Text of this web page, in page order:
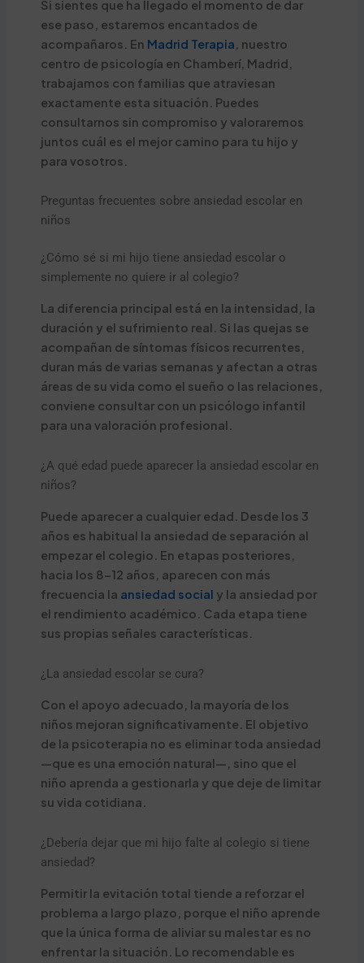
Si sientes que ha llegado el momento de dar
ese paso, estaremos encantados de
acompañaros. En Madrid Terapia , nuestro
centro de psicología en Chamberí, Madrid,
trabajamos con familias que atraviesan
exactamente esta situación. Puedes
consultarnos sin compromiso y valoraremos
juntos cuál es el mejor camino para tu hijo y
para vosotros.
Preguntas frecuentes sobre ansiedad escolar en
niños
¿Cómo sé si mi hijo tiene ansiedad escolar o
simplemente no quiere ir al colegio?
La diferencia principal está en la intensidad, la
duración y el sufrimiento real. Si las quejas se
acompañan de síntomas físicos recurrentes,
duran más de varias semanas y afectan a otras
áreas de su vida como el sueño o las relaciones,
conviene consultar con un psicólogo infantil
para una valoración profesional.
¿A qué edad puede aparecer la ansiedad escolar en
niños?
Puede aparecer a cualquier edad. Desde los 3
años es habitual la ansiedad de separación al
empezar el colegio. En etapas posteriores,
hacia los 8-12 años, aparecen con más
frecuencia la ansiedad social y la ansiedad por
el rendimiento académico. Cada etapa tiene
sus propias señales características.
¿La ansiedad escolar se cura?
Con el apoyo adecuado, la mayoría de los
niños mejoran significativamente. El objetivo
de la psicoterapia no es eliminar toda ansiedad
—que es una emoción natural—, sino que el
niño aprenda a gestionarla y que deje de limitar
su vida cotidiana.
¿Debería dejar que mi hijo falte al colegio si tiene
ansiedad?
Permitir la evitación total tiende a reforzar el
problema a largo plazo, porque el niño aprende
que la única forma de aliviar su malestar es no
enfrentar la situación. Lo recomendable es